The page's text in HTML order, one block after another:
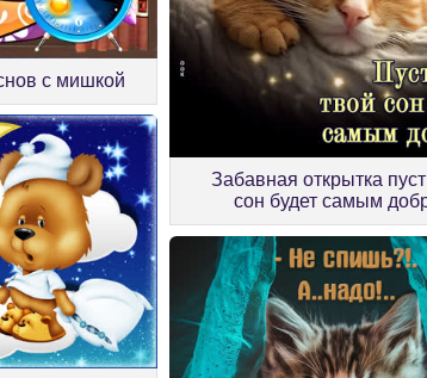
с мишкой
Забавная открытка
сон будет самым